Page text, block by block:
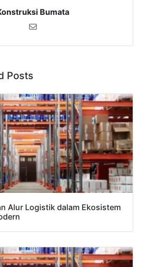
Bumata
Posts
Alur Logistik dalam Ekosistem